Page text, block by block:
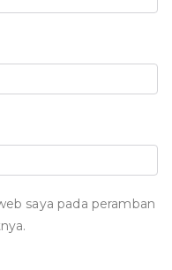
saya pada peramban